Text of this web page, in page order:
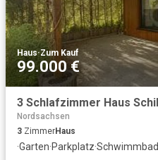
Haus·Zum Kauf
99.000 €
Nordsachsen
3 ZimmerHaus
·Garten·Parkplatz·Schwimmbad